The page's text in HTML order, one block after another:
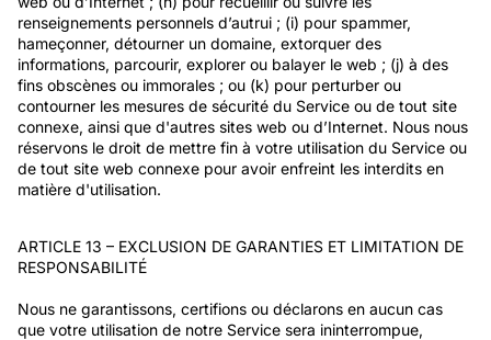
renseignements personnels d’autrui ; (i) pour spammer,
hameçonner, détourner un domaine, extorquer des
informations, parcourir, explorer ou balayer le web ; (j) à des
fins obscènes ou immorales ; ou (k) pour perturber ou
contourner les mesures de sécurité du Service ou de tout site
connexe, ainsi que d'autres sites web ou d’Internet. Nous nous
réservons le droit de mettre fin à votre utilisation du Service ou
de tout site web connexe pour avoir enfreint les interdits en
matière d'utilisation.
ARTICLE 13 – EXCLUSION DE GARANTIES ET LIMITATION DE
RESPONSABILITÉ
Nous ne garantissons, certifions ou déclarons en aucun cas
que votre utilisation de notre Service sera ininterrompue,